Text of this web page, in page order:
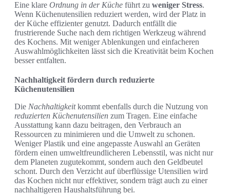
Eine klare Ordnung in der Küche führt zu weniger Stress.
Wenn Küchenutensilien reduziert werden, wird der Platz in
der Küche effizienter genutzt. Dadurch entfällt die
frustrierende Suche nach dem richtigen Werkzeug während
des Kochens. Mit weniger Ablenkungen und einfacheren
Auswahlmöglichkeiten lässt sich die Kreativität beim Kochen
besser entfalten.
Nachhaltigkeit fördern durch reduzierte
Küchenutensilien
Die Nachhaltigkeitkommt ebenfalls durch die Nutzung von
reduzierten Küchenutensilien zum Tragen. Eine einfache
Ausstattung kann dazu beitragen, den Verbrauch an
Ressourcen zu minimieren und die Umwelt zu schonen.
Weniger Plastik und eine angepasste Auswahl an Geräten
fördern einen umweltfreundlicheren Lebensstil, was nicht nur
dem Planeten zugutekommt, sondern auch den Geldbeutel
schont. Durch den Verzicht auf überflüssige Utensilien wird
das Kochen nicht nur effektiver, sondern trägt auch zu einer
nachhaltigeren Haushaltsführung bei.